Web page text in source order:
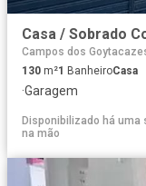
Campos dos
130 m²1 BanheiroCasa
·Garagem
Disponibilizado há uma
na mão